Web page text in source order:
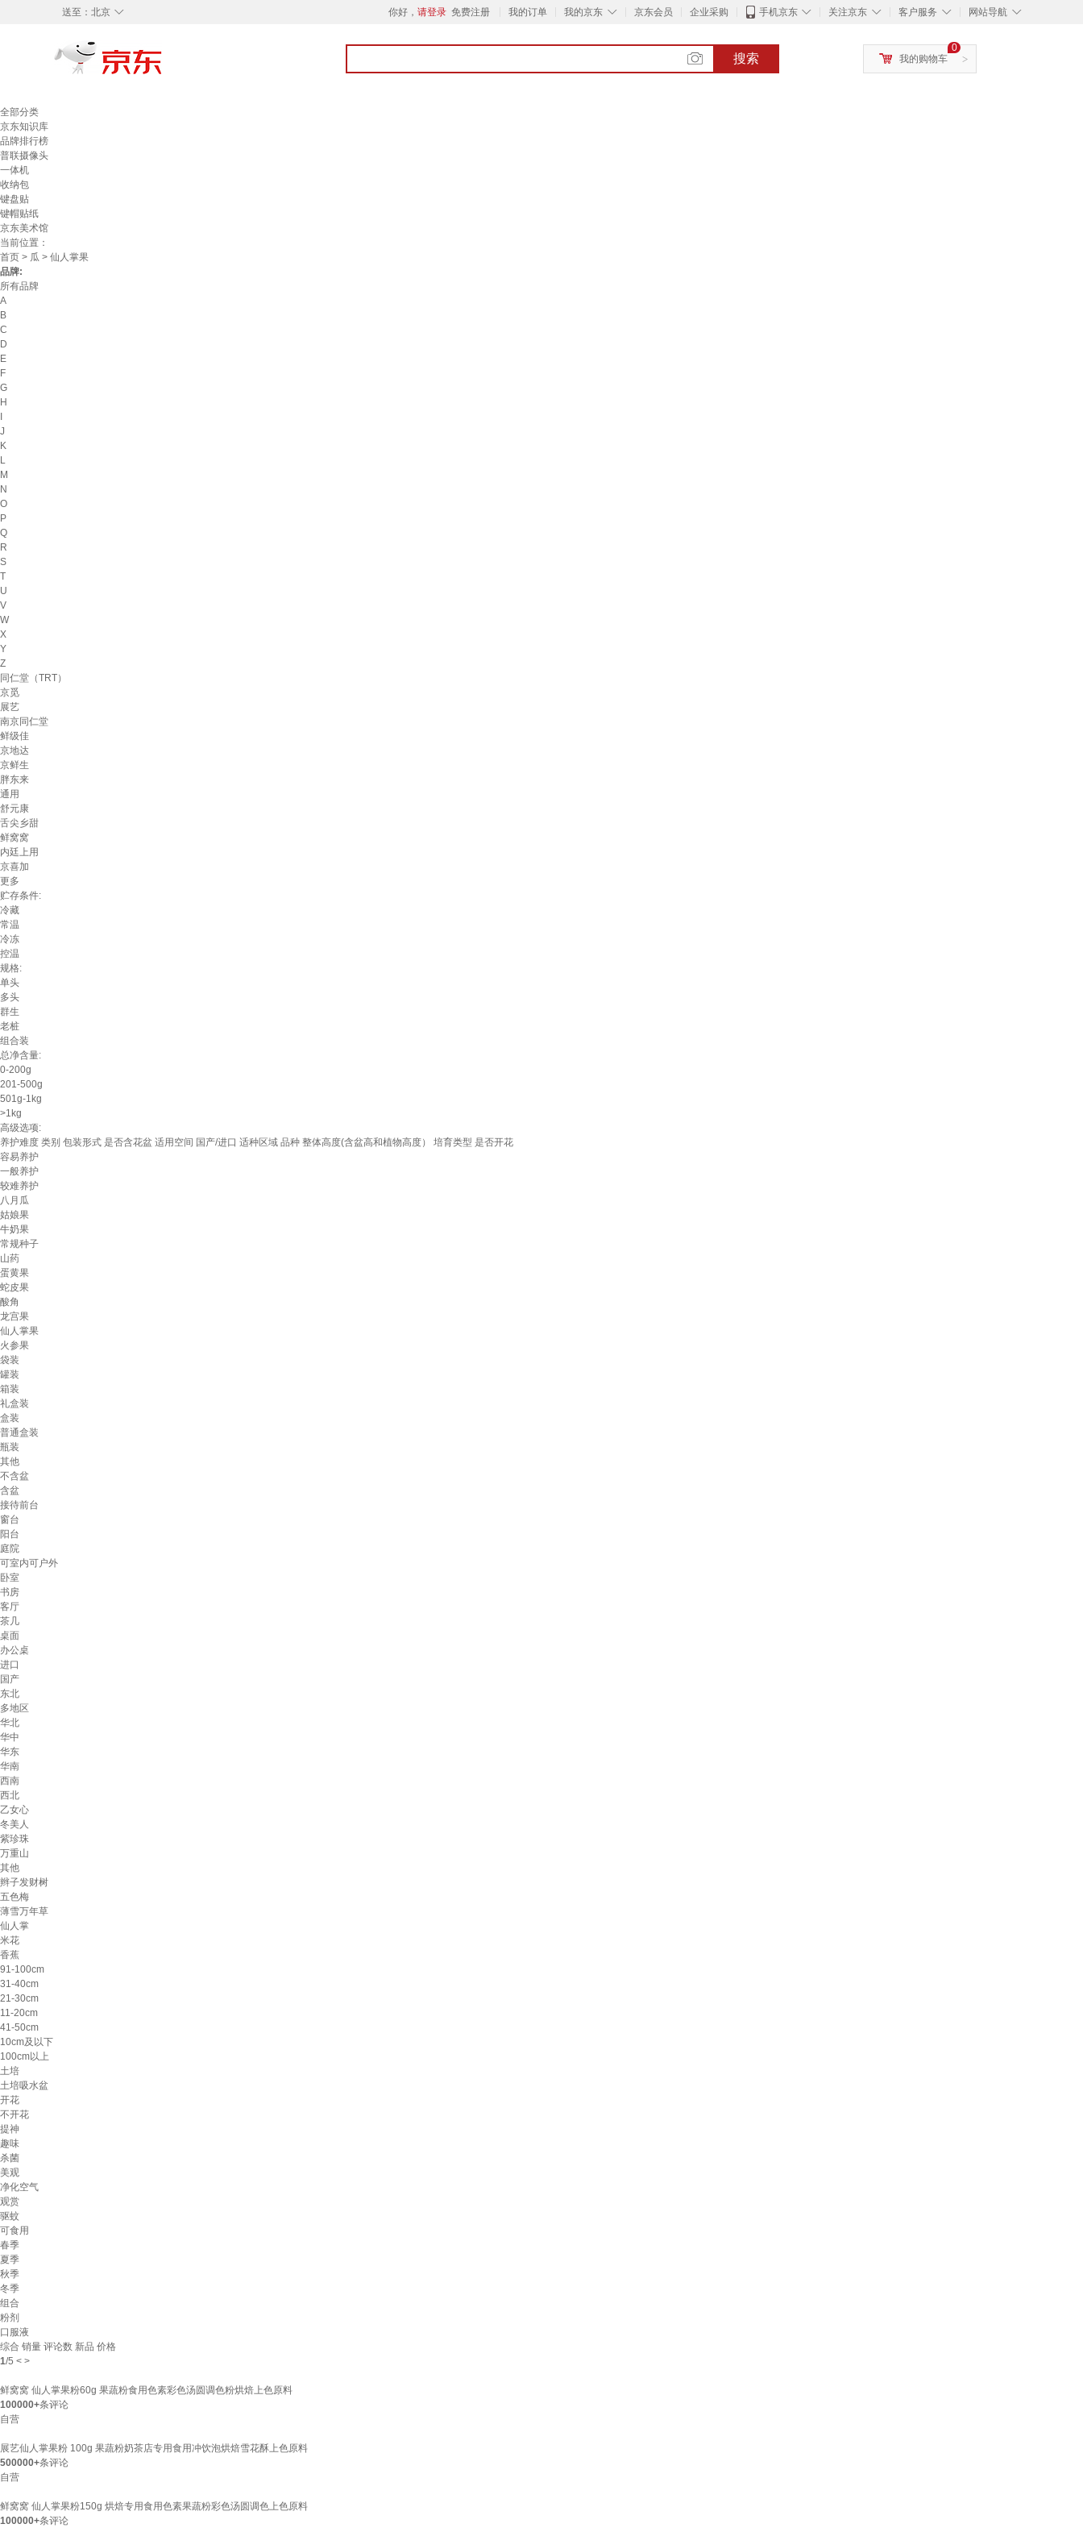
◇
送至： 北京 你好， 请登录 免费注册 我的订单 ◇
我的京东 京东会员 企业采购 ◇
手机京东 ◇
关注京东 ◇
客户服务 ◇
网站导航
搜索 >
0
我的购物车
全部分类
京东知识库
品牌排行榜
普联摄像头
一体机
收纳包
键盘贴
键帽贴纸
京东美术馆
当前位置：
首页 > 瓜 > 仙人掌果
品牌:
所有品牌
A
B
C
D
E
F
G
H
J
K
L
M
N
O
P
Q
R
S
T
U
V
W
X
Y
Z
同仁堂（TRT）
京觅
展艺
南京同仁堂
鲜级佳
京地达
京鲜生
胖东来
通用
舒元康
舌尖乡甜
鲜窝窝
内廷上用
京喜加
更多
贮存条件:
冷藏
常温
冷冻
控温
规格:
单头
多头
群生
老桩
组合装
总净含量:
0-200g
201-500g
501g-1kg
>1kg
高级选项:
养护难度 类别 包装形式 是否含花盆 适用空间 国产/进口 适种区域 品种 整体高度(含盆高和植物高度） 培育类型 是否开花
容易养护
一般养护
较难养护
八月瓜
姑娘果
牛奶果
常规种子
山药
蛋黄果
蛇皮果
酸角
龙宫果
仙人掌果
火参果
袋装
罐装
箱装
礼盒装
盒装
普通盒装
瓶装
其他
不含盆
含盆
接待前台
窗台
阳台
庭院
可室内可户外
卧室
书房
客厅
茶几
桌面
办公桌
进口
国产
东北
多地区
华北
华中
华东
华南
西南
西北
乙女心
冬美人
紫珍珠
万重山
其他
辫子发财树
五色梅
薄雪万年草
仙人掌
米花
香蕉
91-100cm
31-40cm
21-30cm
11-20cm
41-50cm
10cm及以下
100cm以上
土培
土培吸水盆
开花
不开花
提神
趣味
杀菌
美观
净化空气
观赏
驱蚊
可食用
春季
夏季
秋季
冬季
组合
粉剂
口服液
综合 销量 评论数 新品 价格
1/5 < >
鲜窝窝 仙人掌果粉60g 果蔬粉食用色素彩色汤圆调色粉烘焙上色原料
100000+条评论
自营
展艺仙人掌果粉 100g 果蔬粉奶茶店专用食用冲饮泡烘焙雪花酥上色原料
500000+条评论
自营
鲜窝窝 仙人掌果粉150g 烘焙专用食用色素果蔬粉彩色汤圆调色上色原料
100000+条评论